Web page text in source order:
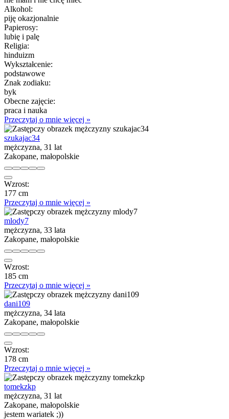
Alkohol:
piję okazjonalnie
Papierosy:
lubię i palę
Religia:
hinduizm
Wykształcenie:
podstawowe
Znak zodiaku:
byk
Obecne zajęcie:
praca i nauka
Przeczytaj o mnie więcej »
szukajac34
mężczyzna, 31 lat
Zakopane, małopolskie
Wzrost:
177 cm
Przeczytaj o mnie więcej »
mlody7
mężczyzna, 33 lata
Zakopane, małopolskie
Wzrost:
185 cm
Przeczytaj o mnie więcej »
dani109
mężczyzna, 34 lata
Zakopane, małopolskie
Wzrost:
178 cm
Przeczytaj o mnie więcej »
tomekzkp
mężczyzna, 31 lat
Zakopane, małopolskie
jestem wariatek ;))